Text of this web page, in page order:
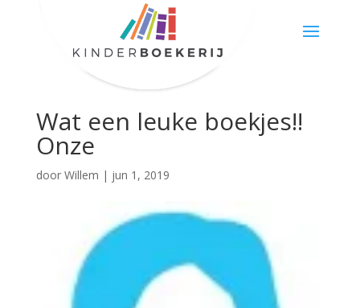
Wat een leuke boekjes!!
Onze
door Willem | jun 1, 2019